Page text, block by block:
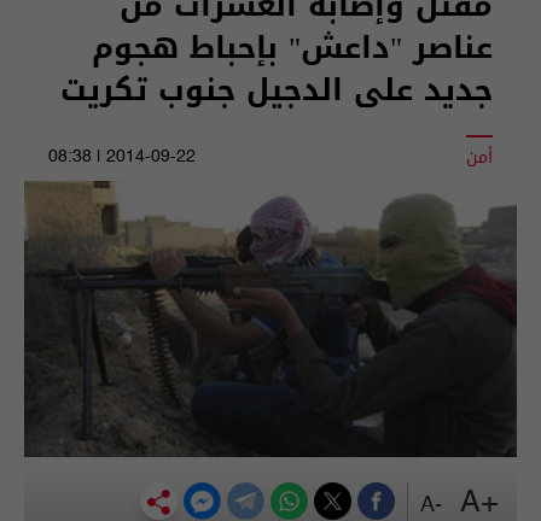
عناصر "داعش" بإحباط هجوم
جديد على الدجيل جنوب تكريت
أمن 2014-09-22 | 08:38
+A
-A